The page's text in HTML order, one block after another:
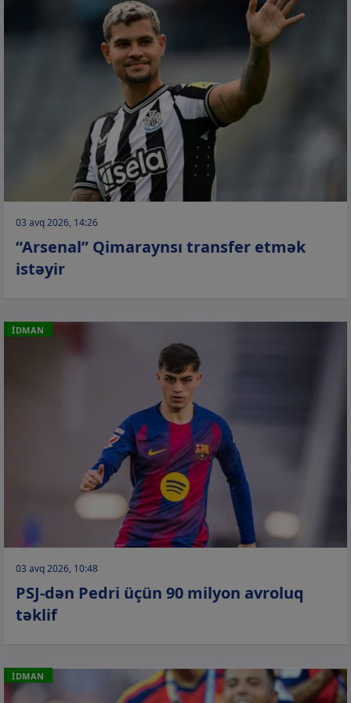
03 avq 2026, 14:26
“Arsenal” Qimaraynsı transfer etmək
istəyir
İDMAN
03 avq 2026, 10:48
PSJ-dən Pedri üçün 90 milyon avroluq
təklif
İDMAN